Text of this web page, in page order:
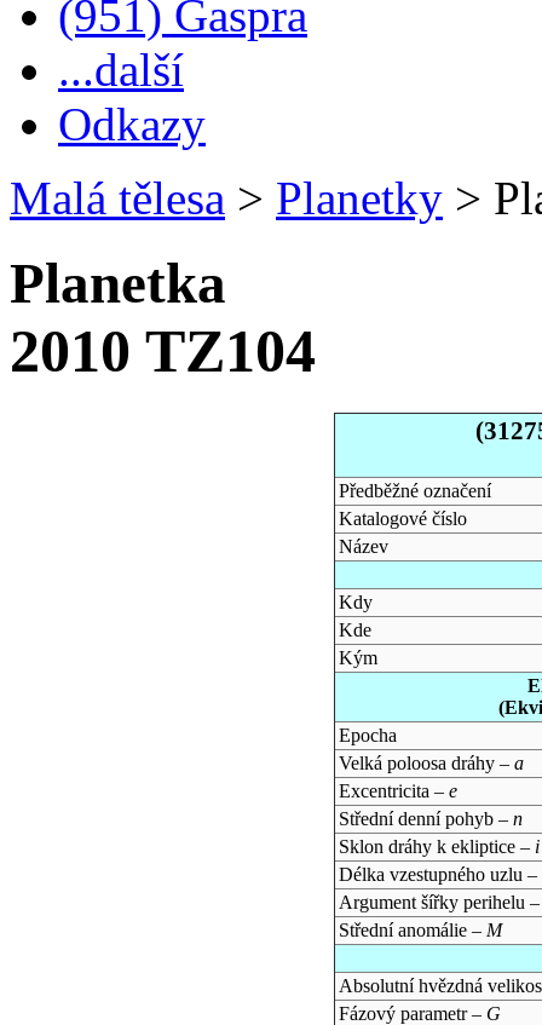
(951) Gaspra
...další
Odkazy
Malá tělesa > Planetky >
Planetka
2010 TZ104
Předběžné označení
Katalogové číslo
Název
Kdy
Kde
Kým
Epocha
Velká poloosa dráhy – a
Excentricita – e
Střední denní pohyb – n
Sklon dráhy k ekliptice – i
Délka vzestupného uzlu –
Argument šířky perihelu
Střední anomálie – M
Absolutní hvězdná
Fázový parametr – G